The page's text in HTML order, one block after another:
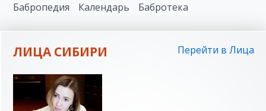
Бабропедия
Календарь Бабротека
ЛИЦА СИБИРИ Перейти в Лица